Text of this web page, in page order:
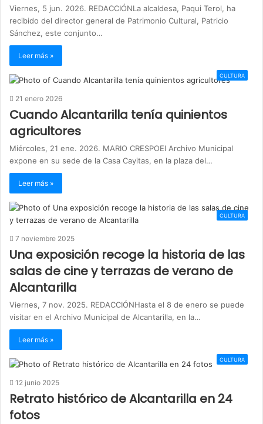
Viernes, 5 jun. 2026. REDACCIÓNLa alcaldesa, Paqui Terol, ha
recibido del director general de Patrimonio Cultural, Patricio
Sánchez, este conjunto…
Leer más »
CULTURA
21 enero 2026
Cuando Alcantarilla tenía quinientos
agricultores
Miércoles, 21 ene. 2026. MARIO CRESPOEl Archivo Municipal
expone en su sede de la Casa Cayitas, en la plaza del…
Leer más »
CULTURA
7 noviembre 2025
Una exposición recoge la historia de las
salas de cine y terrazas de verano de
Alcantarilla
Viernes, 7 nov. 2025. REDACCIÓNHasta el 8 de enero se puede
visitar en el Archivo Municipal de Alcantarilla, en la…
Leer más »
CULTURA
12 junio 2025
Retrato histórico de Alcantarilla en 24
fotos